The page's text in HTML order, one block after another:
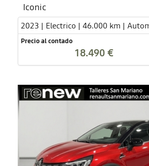
Iconic
2023 | Electrico | 46.000 km |
Precio al contado
18.490 €